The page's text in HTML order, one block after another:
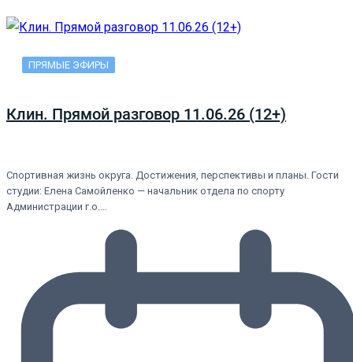
ПРЯМЫЕ ЭФИРЫ
Клин. Прямой разговор 11.06.26 (12+)
Спортивная жизнь округа. Достижения, перспективы и планы. Гости
студии: Елена Самойленко — начальник отдела по спорту
Администрации г.о.…